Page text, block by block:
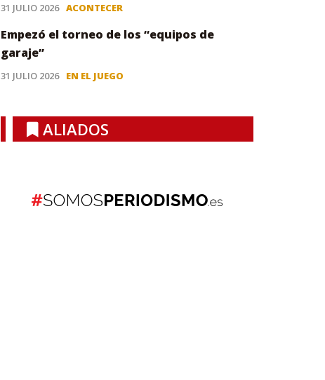
31 JULIO 2026 ACONTECER
Empezó el torneo de los “equipos de
garaje”
31 JULIO 2026 EN EL JUEGO
ALIADOS